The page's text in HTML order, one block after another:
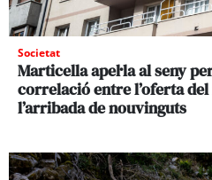
Societat
Marticella apel·la al seny
correlació entre l’oferta
l’arribada de nouvinguts